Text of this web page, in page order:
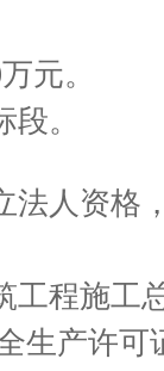
元。
。
法人资格
工程施工
生产许可